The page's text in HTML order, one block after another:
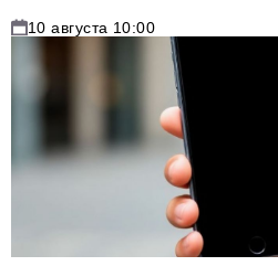
10 августа 10:00